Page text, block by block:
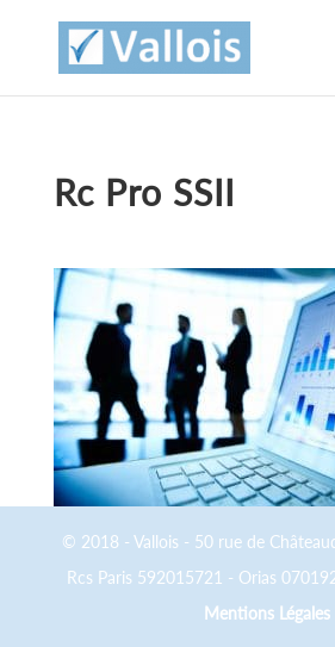
Rc Pro SSII
© 2018 - Vallois - 50 rue de
Rcs Paris 592015721 - Orias
Mentions Légales